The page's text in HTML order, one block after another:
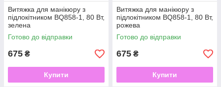
Витяжка для манікюру з
підлокітником BQ858-1, 80 Вт,
зелена
Готово до відправки
675 ₴
Купити
Витяжка для манікюру з
підлокітником BQ858-1, 80 Вт,
рожева
Готово до відправки
675 ₴
Купити